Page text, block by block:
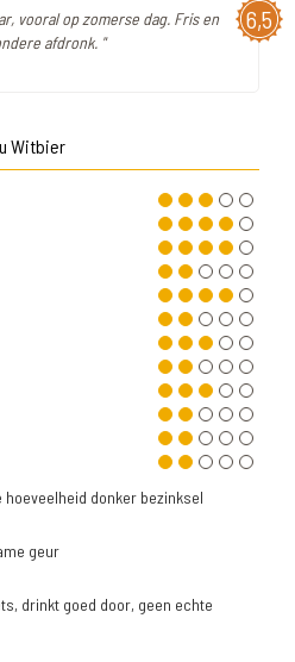
6,5
vooral op zomerse dag. Fris en
afdronk. "
Witbier
hoeveelheid donker bezinksel
geur
drinkt goed door, geen echte